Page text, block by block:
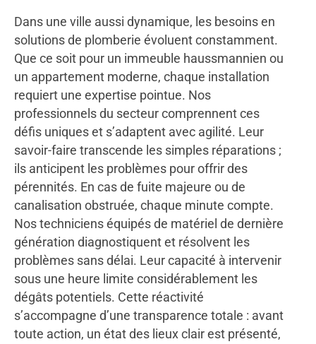
Dans une ville aussi dynamique, les besoins en
solutions de plomberie évoluent constamment.
Que ce soit pour un immeuble haussmannien ou
un appartement moderne, chaque installation
requiert une expertise pointue. Nos
professionnels du secteur comprennent ces
défis uniques et s’adaptent avec agilité. Leur
savoir-faire transcende les simples réparations ;
ils anticipent les problèmes pour offrir des
pérennités. En cas de fuite majeure ou de
canalisation obstruée, chaque minute compte.
Nos techniciens équipés de matériel de dernière
génération diagnostiquent et résolvent les
problèmes sans délai. Leur capacité à intervenir
sous une heure limite considérablement les
dégâts potentiels. Cette réactivité
s’accompagne d’une transparence totale : avant
toute action, un état des lieux clair est présenté,